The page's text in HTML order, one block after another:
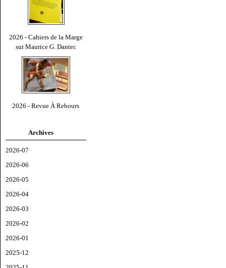
2026 - Cahiers de la Marge
sur Maurice G. Dantec
2026 - Revue À Rebours
Archives
2026-07
2026-06
2026-05
2026-04
2026-03
2026-02
2026-01
2025-12